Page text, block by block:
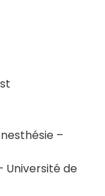
–
Université de